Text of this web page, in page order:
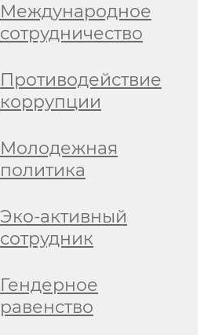
Международное
сотрудничество
Противодействие
коррупции
Молодежная
политика
Эко-активный
сотрудник
Гендерное
равенство